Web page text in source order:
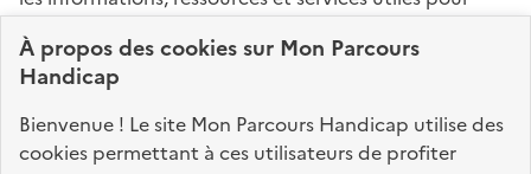
À propos descookiessur Mon Parcours
Handicap
Bienvenue ! Le site Mon Parcours Handicap utilise des
cookies permettant à ces utilisateurs de profiter
connaître vos droits, effectuer vos démarches,
identifier vos interlocuteurs.
Nos sites partenaires
info.gouv.fr service-public.fr legifrance.gouv.fr